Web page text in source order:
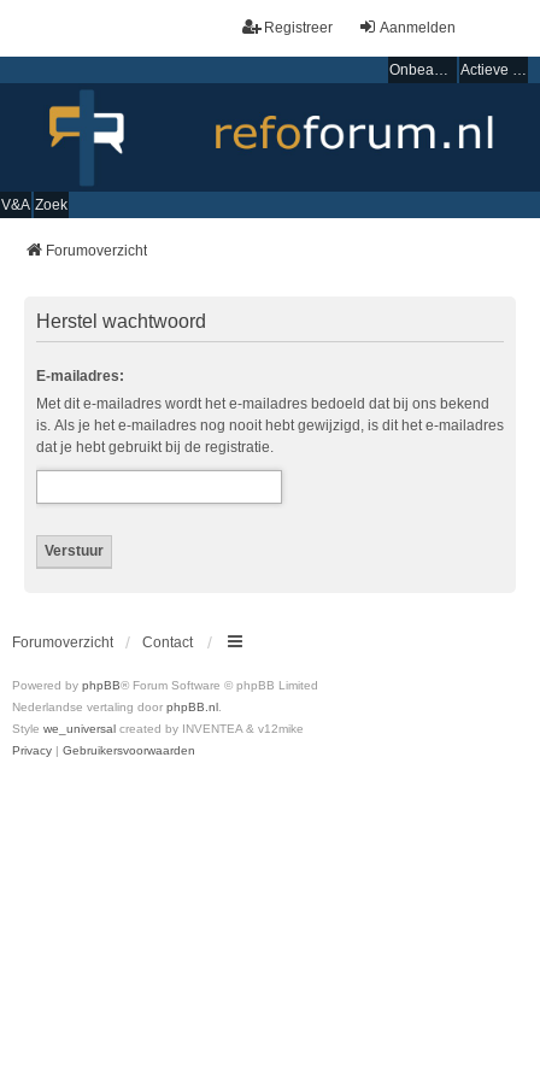
Aanmelden
Registreer
Onbeantwoorde onderwerpen Actieve onderwerpen
V&A Zoek
Forumoverzicht
Herstel wachtwoord
E-mailadres:
Met dit e-mailadres wordt het e-mailadres bedoeld dat bij ons bekend
is. Als je het e-mailadres nog nooit hebt gewijzigd, is dit het e-mailadres
dat je hebt gebruikt bij de registratie.
Forumoverzicht Contact
Powered by phpBB® Forum Software © phpBB Limited
Nederlandse vertaling door phpBB.nl
Style we_universal created by INVENTEA & v12mike
Privacy | Gebruikersvoorwaarden